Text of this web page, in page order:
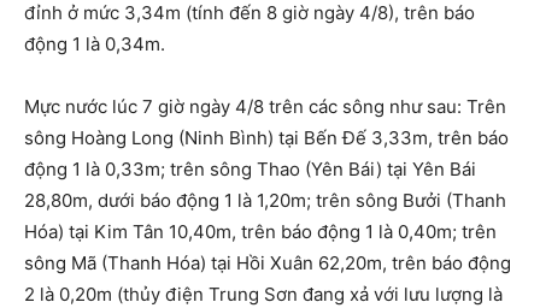
đỉnh ở mức 3,34m (tính đến 8 giờ ngày 4/8), trên báo
động 1 là 0,34m.
Mực nước lúc 7 giờ ngày 4/8 trên các sông như sau: Trên
sông Hoàng Long (Ninh Bình) tại Bến Đế 3,33m, trên báo
động 1 là 0,33m; trên sông Thao (Yên Bái) tại Yên Bái
28,80m, dưới báo động 1 là 1,20m; trên sông Bưởi (Thanh
Hóa) tại Kim Tân 10,40m, trên báo động 1 là 0,40m; trên
sông Mã (Thanh Hóa) tại Hồi Xuân 62,20m, trên báo động
2 là 0,20m (thủy điện Trung Sơn đang xả với lưu lượng là